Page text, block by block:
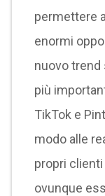
permettere
enormi
nuovo trend
più
TikTok e
modo alle
propri clienti
ovunque